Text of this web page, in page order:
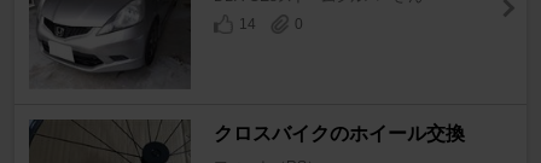
14
0
クロスバイクのホイール交換